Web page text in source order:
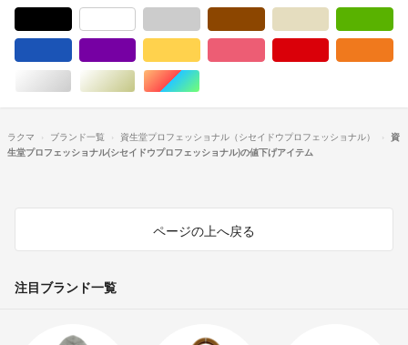
シルバー/銀色系ゴールド/金色系マルチカラー
ラクマ ブランド一覧 資生堂プロフェッショナル（シセイドウプロフェッショナル）
資
生堂プロフェッショナル(シセイドウプロフェッショナル)の値下げアイテム
ページの上へ戻る
注目ブランド一覧